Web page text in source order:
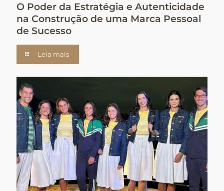
O Poder da Estratégia e Autenticidade
na Construção de uma Marca Pessoal
de Sucesso
Leia mais